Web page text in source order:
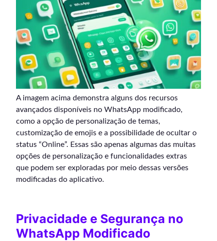
A imagem acima demonstra alguns dos recursos
avançados disponíveis no WhatsApp modificado,
como a opção de personalização de temas,
customização de emojis e a possibilidade de ocultar o
status “Online”. Essas são apenas algumas das muitas
opções de personalização e funcionalidades extras
que podem ser exploradas por meio dessas versões
modificadas do aplicativo.
Privacidade e Segurança no
WhatsApp Modificado